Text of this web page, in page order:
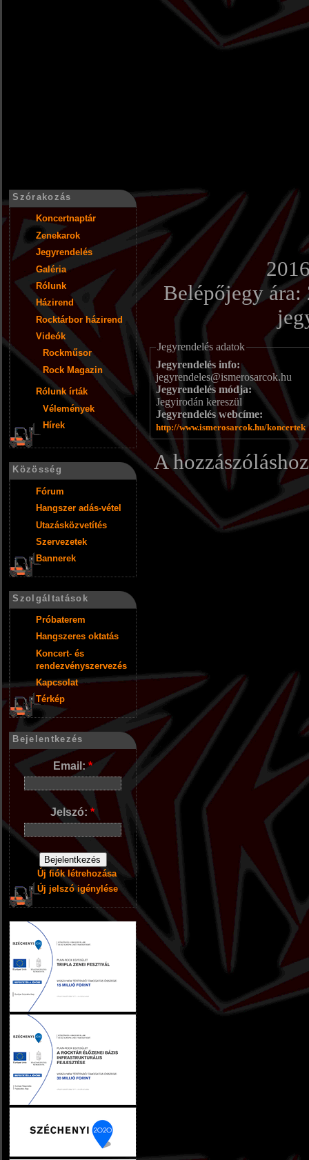
Belépőjegy ára:
Jegyrendelés adatok
Jegyrendelés info:
jegyrendeles@ismerosarcok.hu
Jegyrendelés módja:
Jegyirodán kereszül
Jegyrendelés webcíme:
http://www.ismerosarcok.hu/koncertek
A
Szórakozás
Koncertnaptár
Zenekarok
Jegyrendelés
Galéria
Rólunk
Házirend
Rocktárbor házirend
Videók
Rockműsor
Rock Magazin
Rólunk írták
Vélemények
Hírek
Közösség
Fórum
Hangszer adás-vétel
Utazásközvetítés
Szervezetek
Bannerek
Szolgáltatások
Próbaterem
Hangszeres oktatás
Koncert- és
rendezvényszervezés
Kapcsolat
Térkép
Bejelentkezés
Email:*
Jelszó:*
Új fiók létrehozása
Új jelszó igénylése